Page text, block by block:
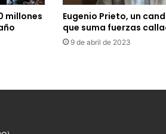
millones
Eugenio Prieto, un
que suma fuerzas
9 de abril de 2023